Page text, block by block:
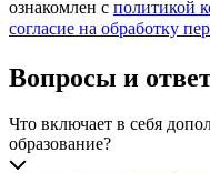
ознакомлен с политикой
согласие на обработку
Вопросы и
Что включает в себя
образование?